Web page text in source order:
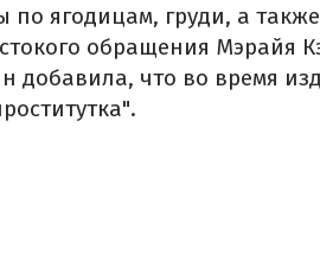
по ягодицам, груди, а
обращения Мэрайя
добавила, что во время